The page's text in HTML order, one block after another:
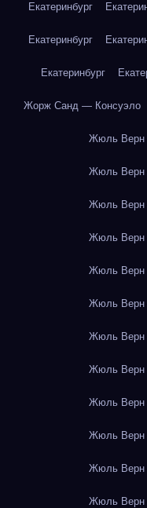
Екатеринбург
Екатеринбург
Екатеринбург
Жорж Санд — Консуэло
Жюль Верн
Жюль Верн
Жюль Верн
Жюль Верн
Жюль Верн
Жюль Верн
Жюль Верн
Жюль Верн
Жюль Верн
Жюль Верн
Жюль Верн
Жюль Верн